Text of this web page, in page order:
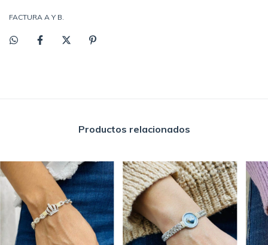
FACTURA A Y B.
Productos relacionados